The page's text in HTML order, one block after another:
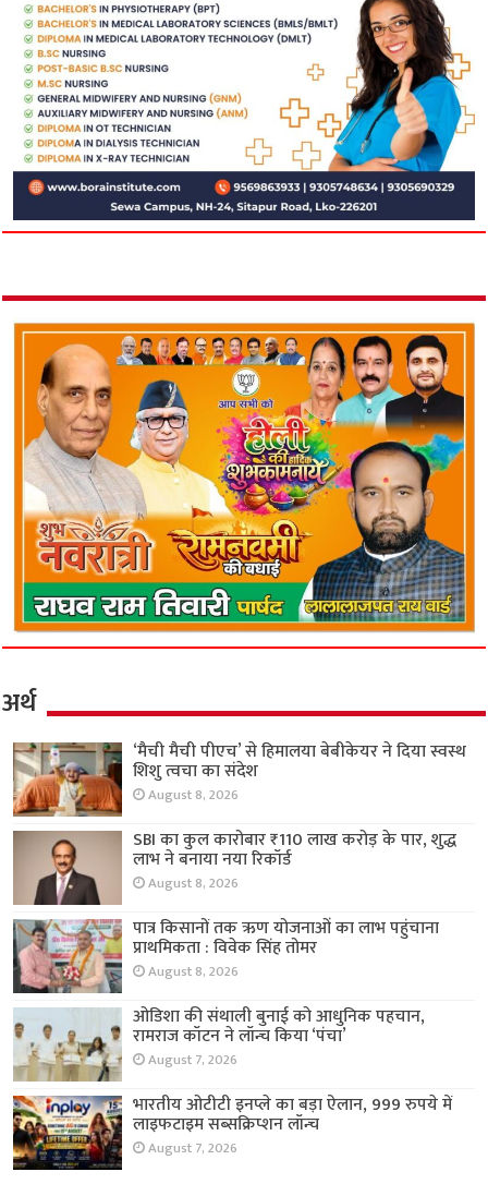
अर्थ
‘मैची मैची पीएच’ से हिमालया बेबीकेयर ने दिया स्वस्थ
शिशु त्वचा का संदेश
August 8, 2026
SBI का कुल कारोबार ₹110 लाख करोड़ के पार, शुद्ध
लाभ ने बनाया नया रिकॉर्ड
August 8, 2026
पात्र किसानों तक ऋण योजनाओं का लाभ पहुंचाना
प्राथमिकता : विवेक सिंह तोमर
August 8, 2026
ओडिशा की संथाली बुनाई को आधुनिक पहचान,
रामराज कॉटन ने लॉन्च किया ‘पंचा’
August 7, 2026
भारतीय ओटीटी इनप्ले का बड़ा ऐलान, 999 रुपये में
लाइफटाइम सब्सक्रिप्शन लॉन्च
August 7, 2026